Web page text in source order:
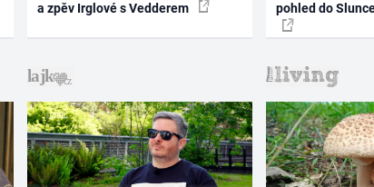
a zpěv Irglové s Vedderem
pohled do